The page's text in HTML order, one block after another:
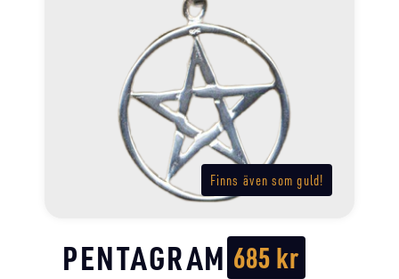
Finns även som guld!
PENTAGRAM 685kr